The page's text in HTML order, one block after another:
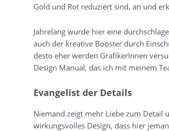
Gold und Rot reduziert sind, an und
Jahrelang wurde hier eine
auch der kreative Booster durch
desto eher werden GrafikerInnen
Design Manual, das ich mit meinem
Evangelist der Details
Niemand zeigt mehr Liebe zum Detail
wirkungsvolles Design, dass hier